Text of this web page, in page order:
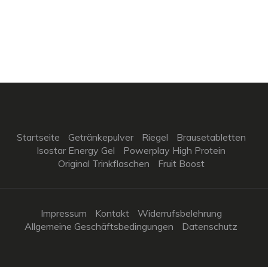
Startseite Getränkepulver Riegel
Brausetabletten
Isostar Energy Gel
Powerplay High Protein
Original Trinkflaschen
Fruit Boost
Impressum Kontakt
Widerrufsbelehrung
Allgemeine Geschäftsbedingungen
Datenschutz